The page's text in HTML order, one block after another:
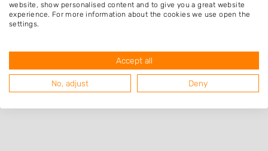
Vraag gratis en vrijblijvend offertes aan van hoveniers
in Wijk aan Zee. Met één aanvraag ontvangt u
vakman!
Vraag offertes aan voor hoveniers in Wijk aan Zee
website, show personalised content and to give you a great website
experience. For more information about the cookies we use open the
settings.
Accept all
No, adjust Deny